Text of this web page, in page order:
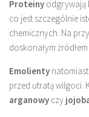
Proteiny odgrywają
co jest szczególnie
chemicznych. Na
doskonałym
Emolienty
przed utratą wilgoci.
arganowy czy